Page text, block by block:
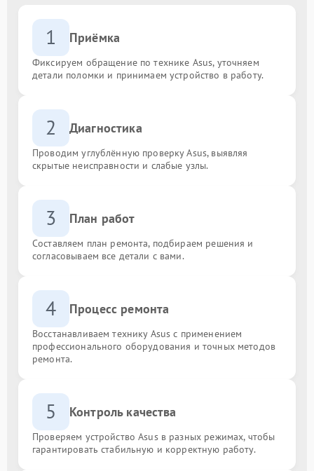
1 Приёмка
Фиксируем обращение по технике Asus, уточняем
детали поломки и принимаем устройство в работу.
2 Диагностика
Проводим углублённую проверку Asus, выявляя
скрытые неисправности и слабые узлы.
3 План работ
Составляем план ремонта, подбираем решения и
согласовываем все детали с вами.
4 Процесс ремонта
Восстанавливаем технику Asus с применением
профессионального оборудования и точных методов
ремонта.
5 Контроль качества
Проверяем устройство Asus в разных режимах, чтобы
гарантировать стабильную и корректную работу.